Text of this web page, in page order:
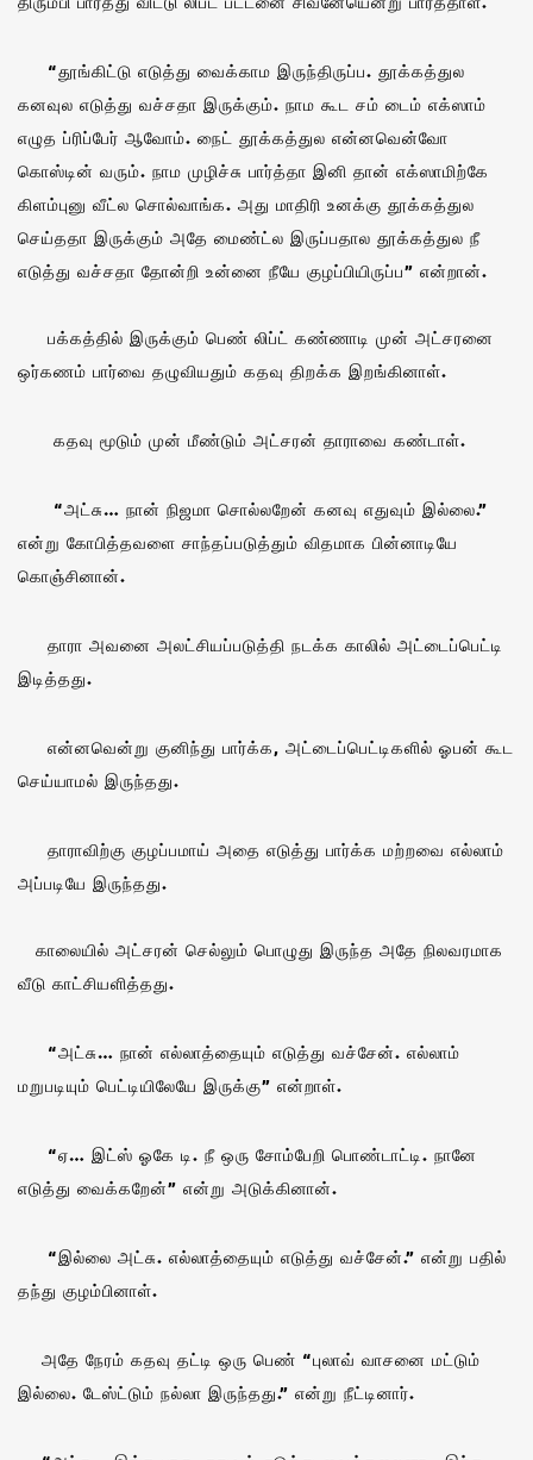
“தூங்கிட்டு எடுத்து வைக்காம இருந்திருப்ப. தூக்கத்துல
கனவுல எடுத்து வச்சதா இருக்கும். நாம கூட சம் டைம் எக்ஸாம்
எழுத ப்ரிப்பேர் ஆவோம். நைட் தூக்கத்துல என்னவென்வோ
கொஸ்டின் வரும். நாம முழிச்சு பார்த்தா இனி தான் எக்ஸாமிற்கே
கிளம்புனு வீட்ல சொல்வாங்க. அது மாதிரி உனக்கு தூக்கத்துல
செய்ததா இருக்கும் அதே மைண்ட்ல இருப்பதால தூக்கத்துல நீ
எடுத்து வச்சதா தோன்றி உன்னை நீயே குழப்பியிருப்ப” என்றான்.
பக்கத்தில் இருக்கும் பெண் லிப்ட் கண்ணாடி முன் அட்சரனை
ஒர்கணம் பார்வை தழுவியதும் கதவு திறக்க இறங்கினாள்.
கதவு மூடும் முன் மீண்டும் அட்சரன் தாராவை கண்டாள்.
“அட்சு… நான் நிஜமா சொல்லறேன் கனவு எதுவும் இல்லை.”
என்று கோபித்தவளை சாந்தப்படுத்தும் விதமாக பின்னாடியே
கொஞ்சினான்.
தாரா அவனை அலட்சியப்படுத்தி நடக்க காலில் அட்டைப்பெட்டி
இடித்தது.
என்னவென்று குனிந்து பார்க்க, அட்டைப்பெட்டிகளில் ஓபன் கூட
செய்யாமல் இருந்தது.
தாராவிற்கு குழப்பமாய் அதை எடுத்து பார்க்க மற்றவை எல்லாம்
அப்படியே இருந்தது.
காலையில் அட்சரன் செல்லும் பொழுது இருந்த அதே நிலவரமாக
வீடு காட்சியளித்தது.
“அட்சு… நான் எல்லாத்தையும் எடுத்து வச்சேன். எல்லாம்
மறுபடியும் பெட்டியிலேயே இருக்கு” என்றாள்.
“ஏ… இட்ஸ் ஓகே டி. நீ ஒரு சோம்பேறி பொண்டாட்டி. நானே
எடுத்து வைக்கறேன்” என்று அடுக்கினான்.
“இல்லை அட்சு. எல்லாத்தையும் எடுத்து வச்சேன்.” என்று பதில்
தந்து குழம்பினாள்.
அதே நேரம் கதவு தட்டி ஒரு பெண் “புலாவ் வாசனை மட்டும்
இல்லை. டேஸ்ட்டும் நல்லா இருந்தது.” என்று நீட்டினார்.